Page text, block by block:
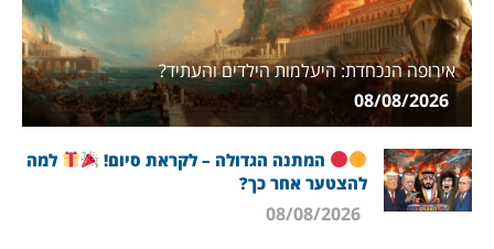
אירופה הנכחדת: היעלמות הילדים והעתיד?
המתנה הגדולה – לקראת סיום!
למה
להצטער אחר כך?